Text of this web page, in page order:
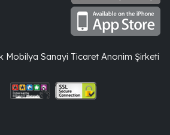
Mobilya Sanayi Ticaret Anonim Şirketi